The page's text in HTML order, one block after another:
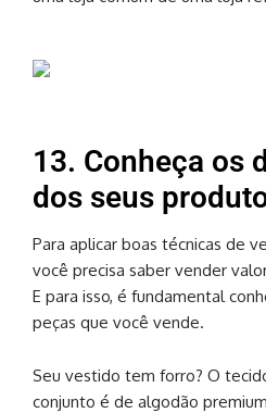
13. Conheça os
dos seus
Para aplicar boas técnicas de
você precisa saber vender
E para isso, é fundamental
peças que você vende.
Seu vestido tem forro? O
conjunto é de algodão